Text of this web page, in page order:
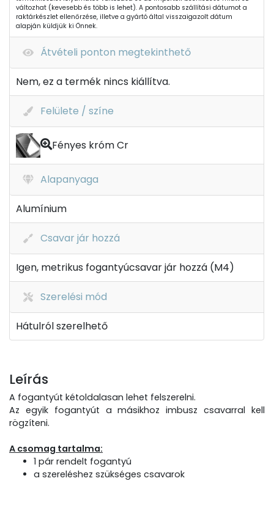
változhat (kevesebb és több is lehet). A pontosabb szállítási dátumot a
raktárkészlet ellenőrzése, illetve a gyártó által visszaigazolt dátum
alapján küldjük ki Önnek.
Átvételi ponton megtekinthető
Nem, ez a termék nincs kiállítva.
Felülete / színe
Fényes króm Cr
Alapanyaga
Alumínium
Csavar jár hozzá
Igen, metrikus fogantyúcsavar jár hozzá (M4)
Szerelési mód
Hátulról szerelhető
Leírás
A fogantyút kétoldalasan lehet felszerelni.
Az egyik fogantyút a másikhoz imbusz csavarral kell
rögzíteni.
A csomag tartalma:
1 pár rendelt fogantyú
a szereléshez szükséges csavarok